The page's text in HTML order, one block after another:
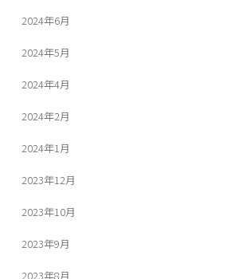
2024年6月
2024年5月
2024年4月
2024年2月
2024年1月
2023年12月
2023年10月
2023年9月
2023年8月